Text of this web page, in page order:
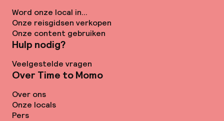
Word onze local in...
Onze reisgidsen verkopen
Onze content gebruiken
Hulp nodig?
Veelgestelde vragen
Over Time to Momo
Over ons
Onze locals
Pers